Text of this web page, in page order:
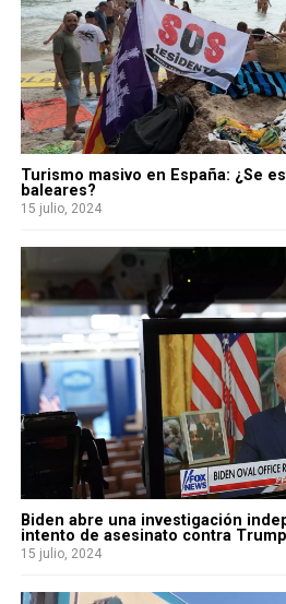
Turismo masivo en España: ¿Se
baleares?
15 julio, 2024
Biden abre una investigación
intento de asesinato contra Trump
15 julio, 2024